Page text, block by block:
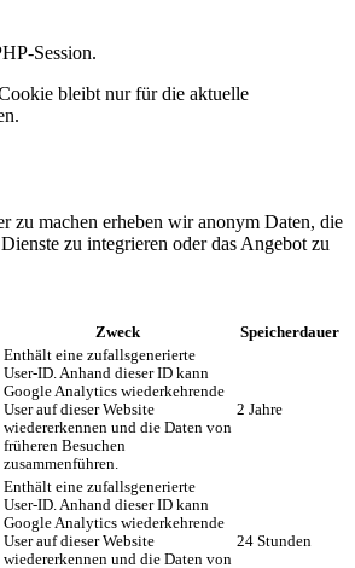
Session.
bleibt nur für die aktuelle
zu machen erheben wir anonym Daten, die
zu integrieren oder das Angebot zu
Zweck Speicherdauer
Enthält eine zufallsgenerierte
User-ID. Anhand dieser ID kann
Google Analytics wiederkehrende
User auf dieser Website
wiedererkennen und die Daten von
früheren Besuchen
zusammenführen.
2 Jahre
Enthält eine zufallsgenerierte
User-ID. Anhand dieser ID kann
Google Analytics wiederkehrende
User auf dieser Website
wiedererkennen und die Daten von
24 Stunden